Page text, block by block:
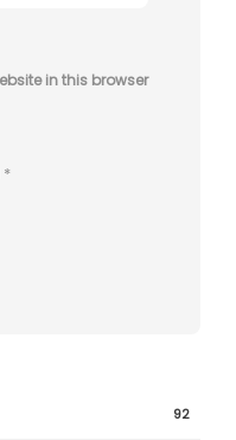
in this browser
*
92